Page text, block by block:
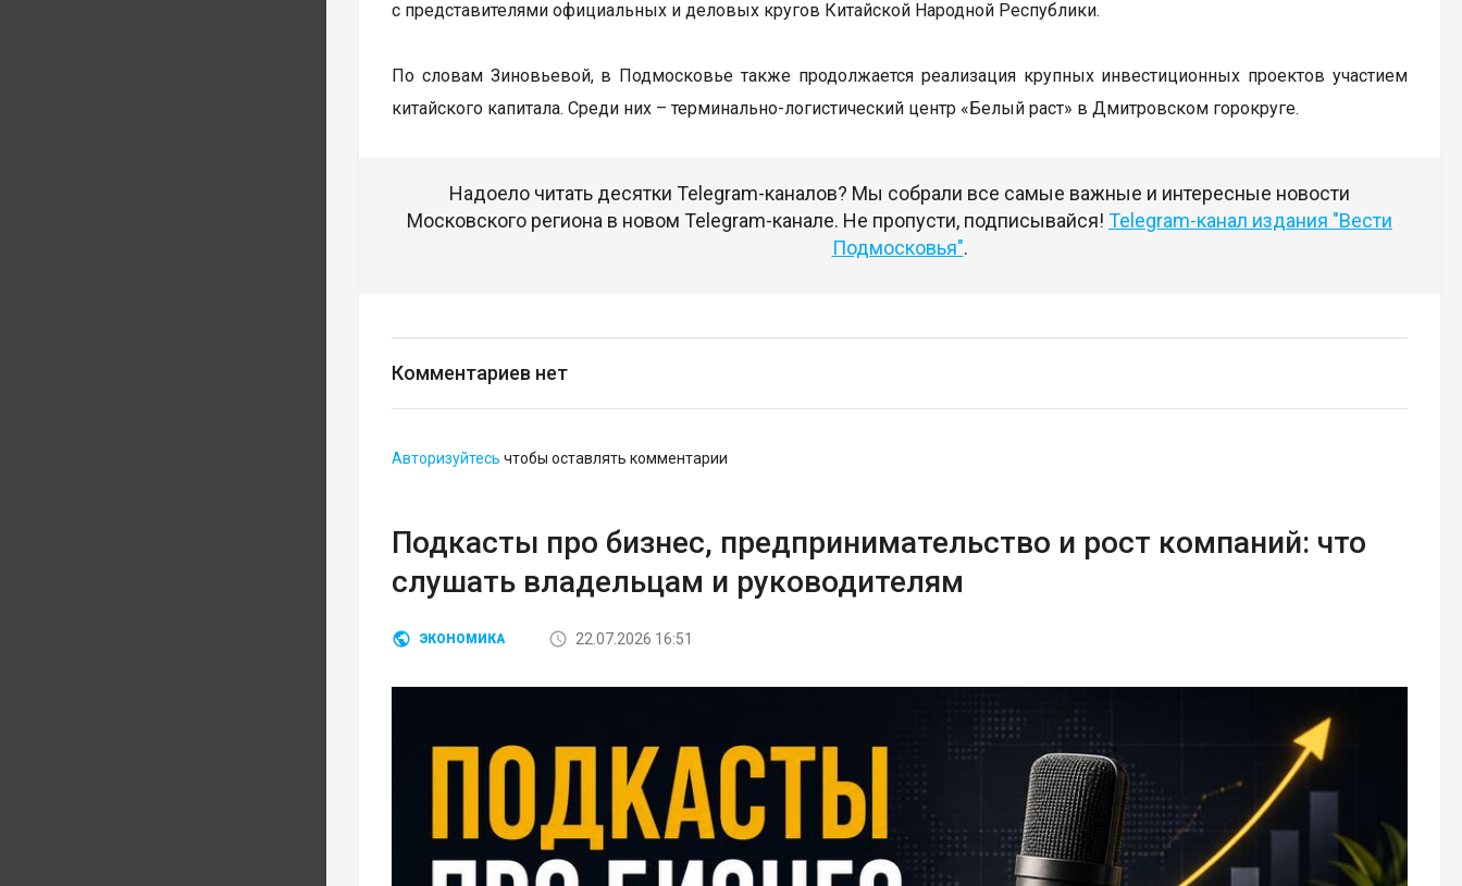
с представителями официальных и деловых кругов Китайской Народной Республики.
По словам Зиновьевой, в Подмосковье также продолжается реализация крупных инвестиционных проектов участием
китайского капитала. Среди них – терминально-логистический центр «Белый раст» в Дмитровском горокруге.
Надоело читать десятки Telegram-каналов? Мы собрали все самые важные и интересные новости
Московского региона в новом Telegram-канале. Не пропусти, подписывайся! Telegram-канал издания "Вести
Подмосковья".
Комментариев нет
Авторизуйтесь чтобы оставлять комментарии
Подкасты про бизнес, предпринимательство и рост компаний: что
слушать владельцам и руководителям
ЭКОНОМИКА 22.07.2026 16:51